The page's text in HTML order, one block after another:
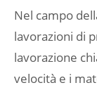
Nel campo
lavorazioni di
lavorazione
velocità e i